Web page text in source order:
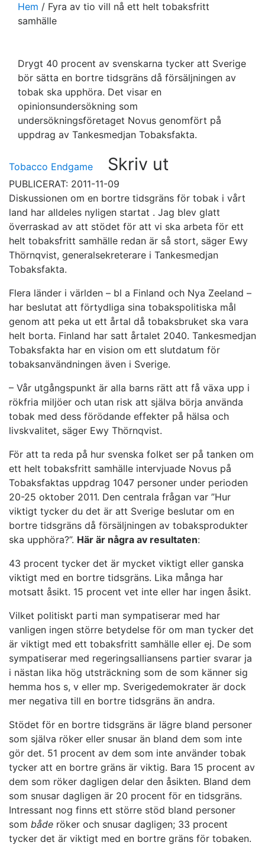
Hem / Fyra av tio vill nå ett helt tobaksfritt
samhälle
Drygt 40 procent av svenskarna tycker att Sverige
bör sätta en bortre tidsgräns då försäljningen av
tobak ska upphöra. Det visar en
opinionsundersökning som
undersökningsföretaget Novus genomfört på
uppdrag av Tankesmedjan Tobaksfakta.
Tobacco Endgame Skriv ut
PUBLICERAT: 2011-11-09
Diskussionen om en bortre tidsgräns för tobak i vårt
land har alldeles nyligen startat . Jag blev glatt
överraskad av att stödet för att vi ska arbeta för ett
helt tobaksfritt samhälle redan är så stort, säger Ewy
Thörnqvist, generalsekreterare i Tankesmedjan
Tobaksfakta.
Flera länder i världen – bl a Finland och Nya Zeeland –
har beslutat att förtydliga sina tobakspolitiska mål
genom att peka ut ett årtal då tobaksbruket ska vara
helt borta. Finland har satt årtalet 2040. Tankesmedjan
Tobaksfakta har en vision om ett slutdatum för
tobaksanvändningen även i Sverige.
– Vår utgångspunkt är alla barns rätt att få växa upp i
rökfria miljöer och utan risk att själva börja använda
tobak med dess förödande effekter på hälsa och
livskvalitet, säger Ewy Thörnqvist.
För att ta reda på hur svenska folket ser på tanken om
ett helt tobaksfritt samhälle intervjuade Novus på
Tobaksfaktas uppdrag 1047 personer under perioden
20-25 oktober 2011. Den centrala frågan var ”Hur
viktigt tycker du det är att Sverige beslutar om en
bortre tidsgräns då försäljningen av tobaksprodukter
ska upphöra?”. Här är några av resultaten:
43 procent tycker det är mycket viktigt eller ganska
viktigt med en bortre tidsgräns. Lika många har
motsatt åsikt. 15 procent vet inte eller har ingen åsikt.
Vilket politiskt parti man sympatiserar med har
vanligen ingen större betydelse för om man tycker det
är viktigt med ett tobaksfritt samhälle eller ej. De som
sympatiserar med regeringsalliansens partier svarar ja
i nästan lika hög utsträckning som de som känner sig
hemma hos s, v eller mp. Sverigedemokrater är dock
mer negativa till en bortre tidsgräns än andra.
Stödet för en bortre tidsgräns är lägre bland personer
som själva röker eller snusar än bland dem som inte
gör det. 51 procent av dem som inte använder tobak
tycker att en bortre gräns är viktig. Bara 15 procent av
dem som röker dagligen delar den åsikten. Bland dem
som snusar dagligen är 20 procent för en tidsgräns.
Intressant nog finns ett större stöd bland personer
som både röker och snusar dagligen; 33 procent
tycker det är viktigt med en bortre gräns för tobaken.